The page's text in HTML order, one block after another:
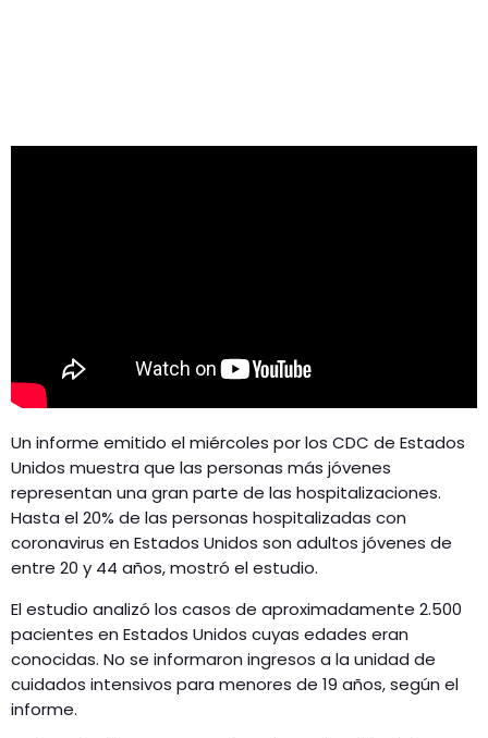
Un informe emitido el miércoles por los CDC de Estados
Unidos muestra que las personas más jóvenes
representan una gran parte de las hospitalizaciones.
Hasta el 20% de las personas hospitalizadas con
coronavirus en Estados Unidos son adultos jóvenes de
entre 20 y 44 años, mostró el estudio.
El estudio analizó los casos de aproximadamente 2.500
pacientes en Estados Unidos cuyas edades eran
conocidas. No se informaron ingresos a la unidad de
cuidados intensivos para menores de 19 años, según el
informe.